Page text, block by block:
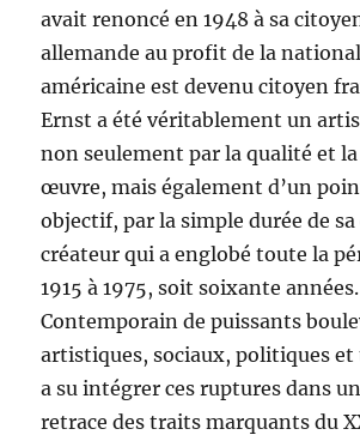
avait renoncé en 1948 à sa
allemande au profit de la
américaine est devenu citoyen
Ernst a été véritablement un
non seulement par la qualité et
œuvre, mais également d’un
objectif, par la simple durée de sa
créateur qui a englobé toute la
1915 à 1975, soit soixante années.
Contemporain de puissants
artistiques, sociaux, politiques
a su intégrer ces ruptures dans
retrace des traits marquants du